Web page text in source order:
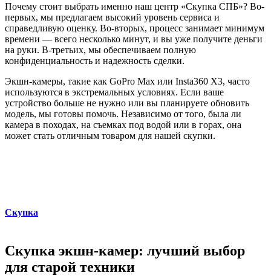
Почему стоит выбрать именно наш центр «Скупка СПБ»? Во-
первых, мы предлагаем высокий уровень сервиса и
справедливую оценку. Во-вторых, процесс занимает минимум
времени — всего несколько минут, и вы уже получите деньги
на руки. В-третьих, мы обеспечиваем полную
конфиденциальность и надежность сделки.
Экшн-камеры, такие как GoPro Max или Insta360 X3, часто
используются в экстремальных условиях. Если ваше
устройство больше не нужно или вы планируете обновить
модель, мы готовы помочь. Независимо от того, была ли
камера в походах, на съемках под водой или в горах, она
может стать отличным товаром для нашей скупки.
Скупка
Скупка экшн-камер: лучший выбор
для старой техники